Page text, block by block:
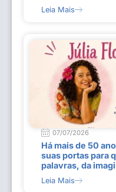
Leia Mais
07/07/2026
Há mais de 50
suas portas para
palavras, da
Leia Mais